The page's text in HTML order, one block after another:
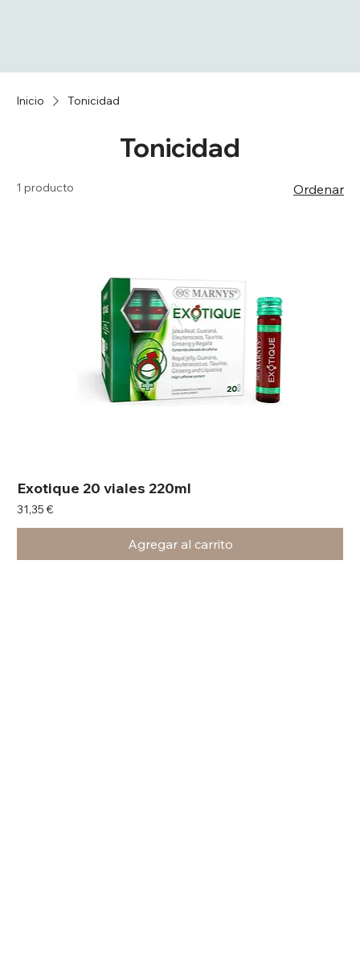
Inicio Tonicidad
Tonicidad
1 producto Ordenar
Exotique 20 viales 220ml
Precio
31,35 €
Agregar al carrito